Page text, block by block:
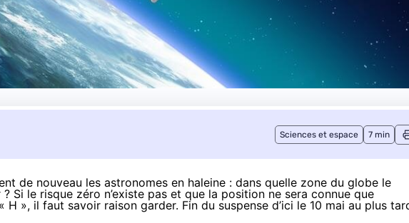
Sciences et espace 7 min
de nouveau les astronomes en haleine : dans quelle zone du globe le
Si le risque zéro n’existe pas et que la position ne sera connue que
H », il faut savoir raison garder. Fin du suspense d’ici le 10 mai au plus